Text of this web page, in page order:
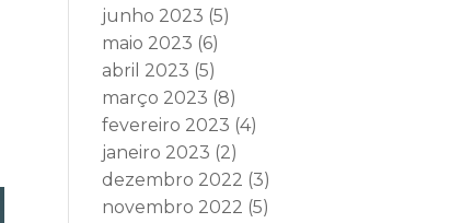
junho 2023 (5)
maio 2023 (6)
abril 2023 (5)
março 2023 (8)
fevereiro 2023 (4)
janeiro 2023 (2)
dezembro 2022 (3)
novembro 2022 (5)